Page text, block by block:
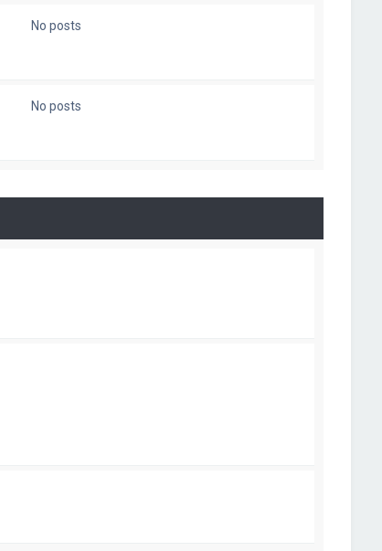
No posts
No posts